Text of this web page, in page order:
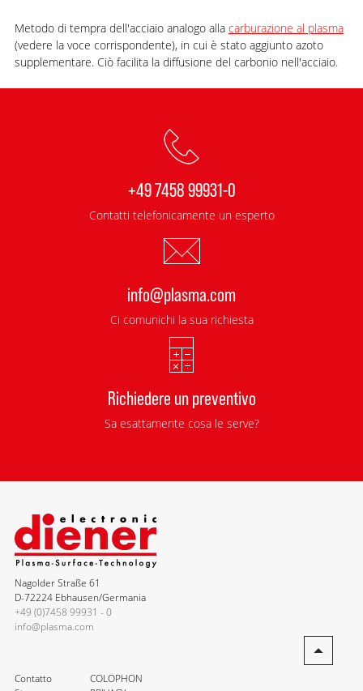
Metodo di tempra dell'acciaio analogo alla carburazione al plasma
(vedere la voce corrispondente), in cui è stato aggiunto azoto
supplementare. Ciò facilita la diffusione del carbonio nell'acciaio.
+49 7458 99931-0
Contatti telefonicamente un esperto
info@plasma.com
Ci comunichi la sua richiesta
Richiedere un preventivo
Sa esattamente cosa le serve?
Nagolder Straße 61
D-72224 Ebhausen/Germania
+49 (0)7458 99931 - 0
info@plasma.com
Contatto
COLOPHON